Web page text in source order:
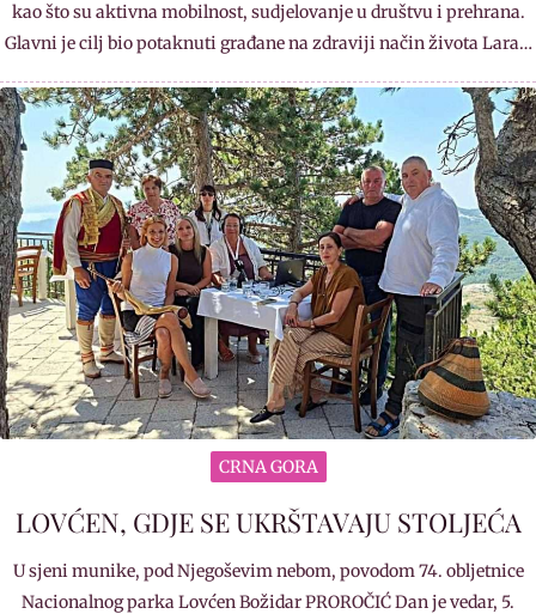
kao što su aktivna mobilnost, sudjelovanje u društvu i prehrana.
Glavni je cilj bio potaknuti građane na zdraviji način života Lara…
CRNA GORA
LOVĆEN, GDJE SE UKRŠTAVAJU STOLJEĆA
U sjeni munike, pod Njegoševim nebom, povodom 74. obljetnice
Nacionalnog parka Lovćen Božidar PROROČIĆ Dan je vedar, 5.